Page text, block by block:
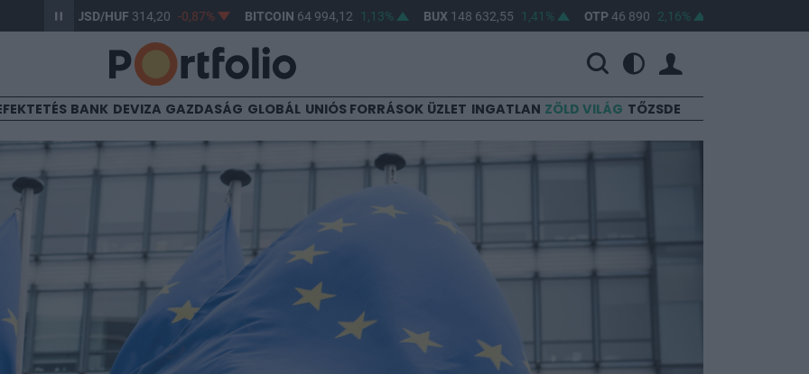
USD/HUF314,20 -0,87% BITCOIN64 994,12 1,13% BUX 148 632,55 1,41% OTP 46 890 2,16% MOL
BANK DEVIZA GAZDASÁG GLOBÁL UNIÓS FORRÁSOK ÜZLET INGATLAN ZÖLD VILÁG TŐZSDE